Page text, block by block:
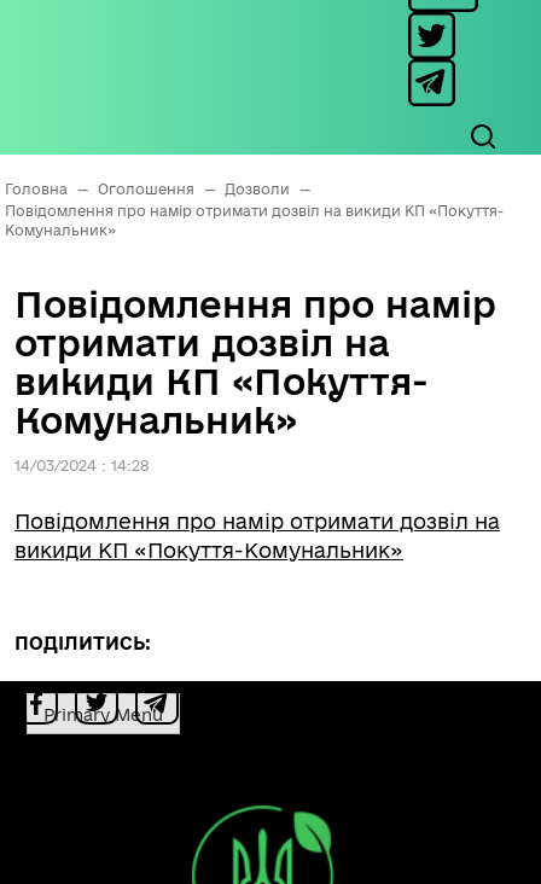
Головна — Оголошення — Дозволи
—
Повідомлення про намір отримати дозвіл на викиди КП «Покуття-
Комунальник»
Повідомлення про намір
отримати дозвіл на
викиди КП «Покуття-
Комунальник»
14/03/2024 : 14:28
Повідомлення про намір отримати дозвіл на
викиди КП «Покуття-Комунальник»
ПОДІЛИТИСЬ:
Primary Menu